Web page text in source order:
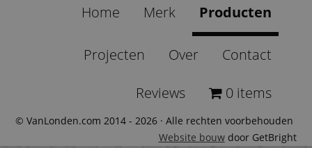
Home Merk Producten
Projecten Over Contact
Reviews 0 items
© VanLonden.com 2014 - 2026 · Alle rechten voorbehouden
Website bouwdoor GetBright